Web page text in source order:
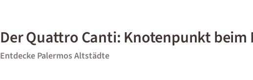
Der Quattro Canti: Knotenpunkt
Entdecke Palermos Altstädte